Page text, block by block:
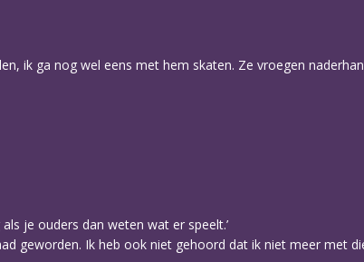
ik ga nog wel eens met hem skaten. Ze vroegen
je ouders dan weten wat er speelt.’
geworden. Ik heb ook niet gehoord dat ik niet meer met